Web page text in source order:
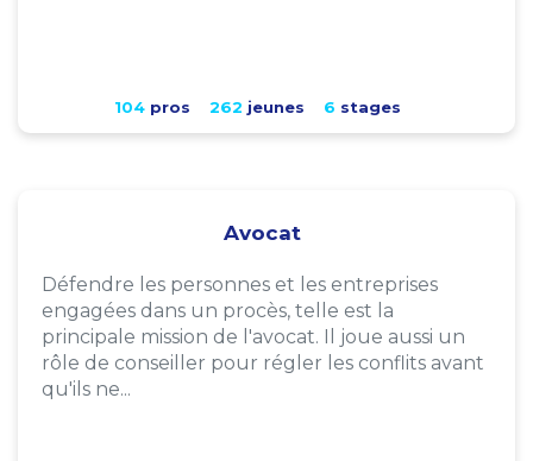
104pros 262 jeunes 6 stages
Avocat
Défendre les personnes et les entreprises
engagées dans un procès, telle est la
principale mission de l'avocat. Il joue aussi un
rôle de conseiller pour régler les conflits avant
qu'ils ne...